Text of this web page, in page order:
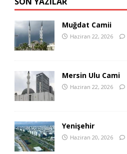
Muğdat Camii
Haziran 22, 2026
Mersin Ulu Cami
Haziran 22, 2026
Yenişehir
Haziran 20, 2026